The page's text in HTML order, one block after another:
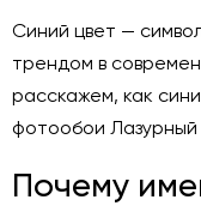
Синий цвет —
трендом в
расскажем, как
фотообои
Почему